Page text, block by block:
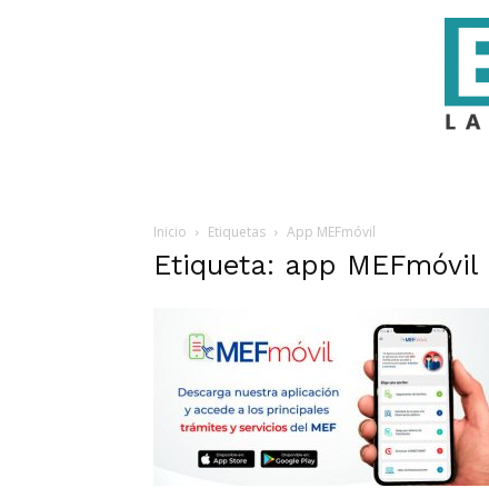
Inicio
Etiquetas App MEFmóvil
Etiqueta: app MEFmóvil